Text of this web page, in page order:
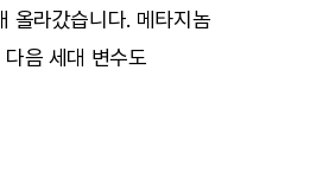
올라갔습니다. 메타지놈
음 세대 변수도